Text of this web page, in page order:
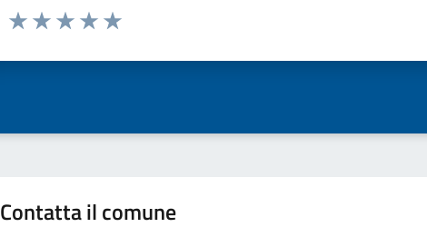
Valuta da 1 a 5 stelle la pagina
Contatta il comune